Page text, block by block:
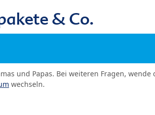
& Co.
und Papas. Bei weiteren Fragen, wende
wechseln.